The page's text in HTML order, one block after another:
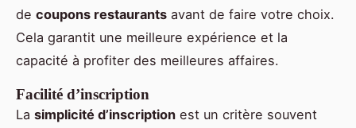
de coupons restaurants avant de faire votre choix.
Cela garantit une meilleure expérience et la
capacité à profiter des meilleures affaires.
Facilité d’inscription
La simplicité d’inscription est un critère souvent